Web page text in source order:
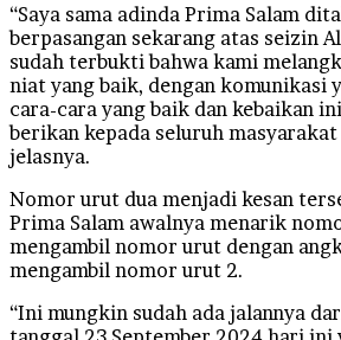
“Saya sama adinda Prima Salam
berpasangan sekarang atas seizin
sudah terbukti bahwa kami
niat yang baik, dengan komunikasi
cara-cara yang baik dan kebaikan
berikan kepada seluruh masyarakat
jelasnya.
Nomor urut dua menjadi kesan
Prima Salam awalnya menarik
mengambil nomor urut dengan
mengambil nomor urut 2.
“Ini mungkin sudah ada jalannya